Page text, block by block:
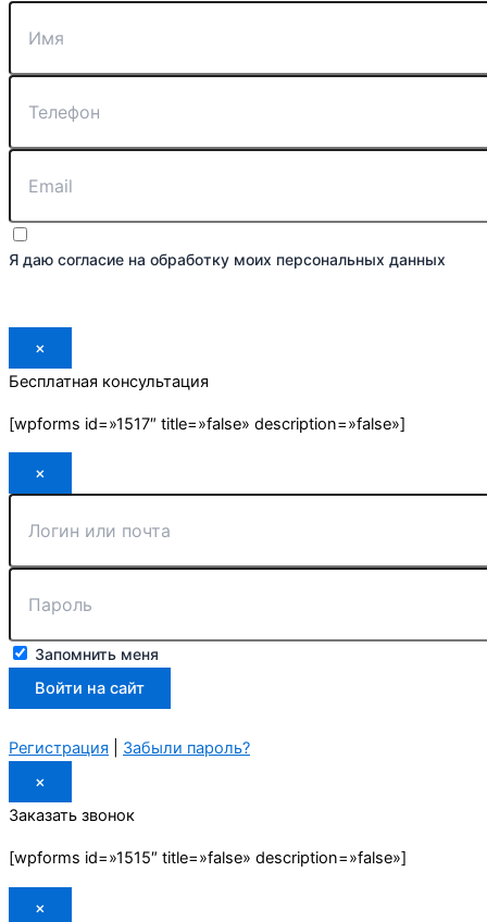
Я даю согласие на обработку моих персональных данных
×
Бесплатная консультация
[wpforms id=»1517″ title=»false» description=»false»]
×
Запомнить меня
Регистрация
Забыли пароль?
×
Заказать звонок
[wpforms id=»1515″ title=»false» description=»false»]
×